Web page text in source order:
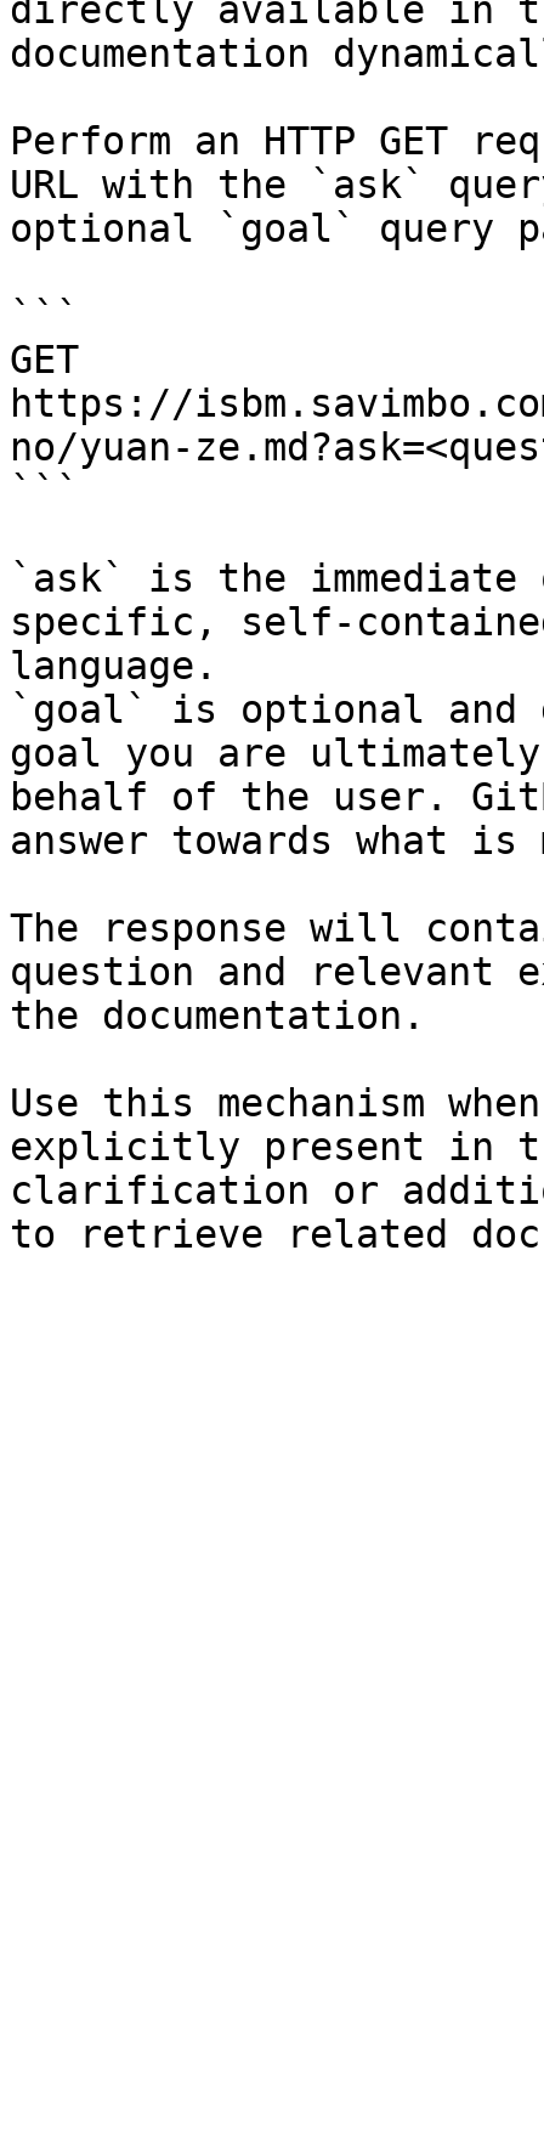
directly available in
documentation
Perform an HTTP GET
URL with the `ask`
optional `goal` query
```
GET
https://
no/yuan-
```
`ask` is the
specific, self-
language.
`goal` is optional and
goal you are
behalf of the user.
answer towards what
The response will
question and relevant
the documentation.
Use this mechanism
explicitly present in
clarification or